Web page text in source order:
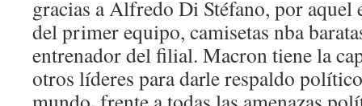
gracias a Alfredo Di Stéfano, por aquel
del primer equipo, camisetas nba
entrenador del filial. Macron tiene la
otros líderes para darle respaldo